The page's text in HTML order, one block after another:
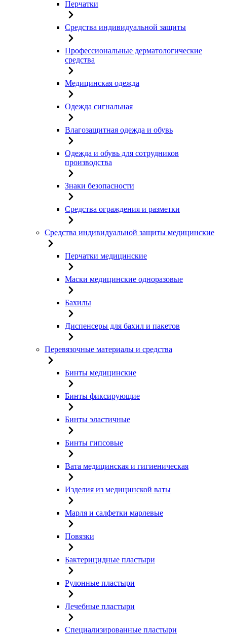
Перчатки
Средства индивидуальной защиты
Профессиональные дерматологические
средства
Медицинская одежда
Одежда сигнальная
Влагозащитная одежда и обувь
Одежда и обувь для сотрудников
производства
Знаки безопасности
Средства ограждения и разметки
Средства индивидуальной защиты медицинские
Перчатки медицинские
Маски медицинские одноразовые
Бахилы
Диспенсеры для бахил и пакетов
Перевязочные материалы и средства
Бинты медицинские
Бинты фиксирующие
Бинты эластичные
Бинты гипсовые
Вата медицинская и гигиеническая
Изделия из медицинской ваты
Марля и салфетки марлевые
Повязки
Бактерицидные пластыри
Рулонные пластыри
Лечебные пластыри
Специализированные пластыри